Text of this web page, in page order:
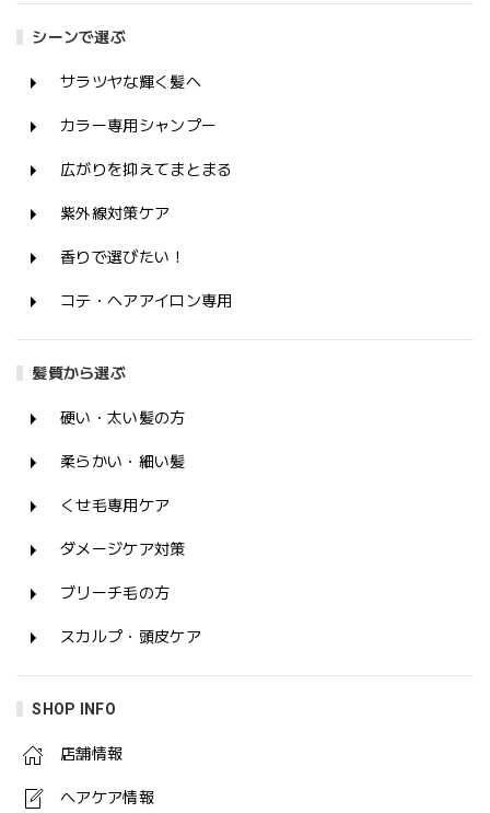
シーンで選ぶ
サラツヤな輝く髪へ
カラー専用シャンプー
広がりを抑えてまとまる
紫外線対策ケア
香りで選びたい！
コテ・ヘアアイロン専用
髪質から選ぶ
硬い・太い髪の方
柔らかい・細い髪
くせ毛専用ケア
ダメージケア対策
ブリーチ毛の方
スカルプ・頭皮ケア
SHOP INFO
店舗情報
ヘアケア情報